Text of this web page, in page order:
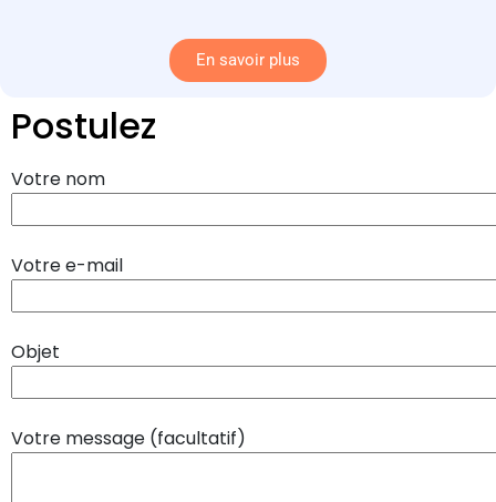
En savoir plus
Postulez
Votre nom
Votre e-mail
Objet
Votre message (facultatif)